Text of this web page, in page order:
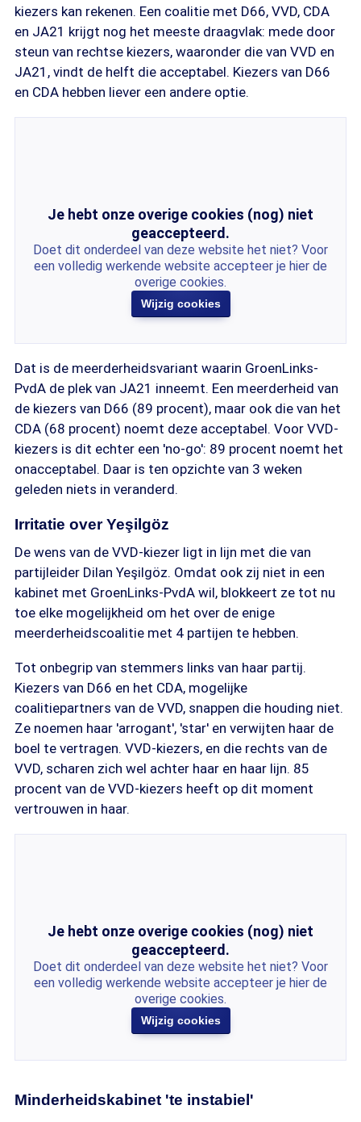
kiezers kan rekenen. Een coalitie met D66, VVD, CDA
en JA21 krijgt nog het meeste draagvlak: mede door
steun van rechtse kiezers, waaronder die van VVD en
JA21, vindt de helft die acceptabel. Kiezers van D66
en CDA hebben liever een andere optie.
Je hebt onze overige cookies (nog) niet
geaccepteerd.
Doet dit onderdeel van deze website het niet? Voor
een volledig werkende website accepteer je hier de
overige cookies.
Wijzig cookies
Dat is de meerderheidsvariant waarin GroenLinks-
PvdA de plek van JA21 inneemt. Een meerderheid van
de kiezers van D66 (89 procent), maar ook die van het
CDA (68 procent) noemt deze acceptabel. Voor VVD-
kiezers is dit echter een 'no-go': 89 procent noemt het
onacceptabel. Daar is ten opzichte van 3 weken
geleden niets in veranderd.
Irritatie over Yeşilgöz
De wens van de VVD-kiezer ligt in lijn met die van
partijleider Dilan Yeşilgöz. Omdat ook zij niet in een
kabinet met GroenLinks-PvdA wil, blokkeert ze tot nu
toe elke mogelijkheid om het over de enige
meerderheidscoalitie met 4 partijen te hebben.
Tot onbegrip van stemmers links van haar partij.
Kiezers van D66 en het CDA, mogelijke
coalitiepartners van de VVD, snappen die houding niet.
Ze noemen haar 'arrogant', 'star' en verwijten haar de
boel te vertragen. VVD-kiezers, en die rechts van de
VVD, scharen zich wel achter haar en haar lijn. 85
procent van de VVD-kiezers heeft op dit moment
vertrouwen in haar.
Je hebt onze overige cookies (nog) niet
geaccepteerd.
Doet dit onderdeel van deze website het niet? Voor
een volledig werkende website accepteer je hier de
overige cookies.
Wijzig cookies
Minderheidskabinet 'te instabiel'